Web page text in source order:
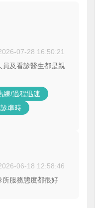
07-28 16:50:21
及看診醫生都是親
練/過程迅速
準時
06-18 12:58:46
所服務態度都很好